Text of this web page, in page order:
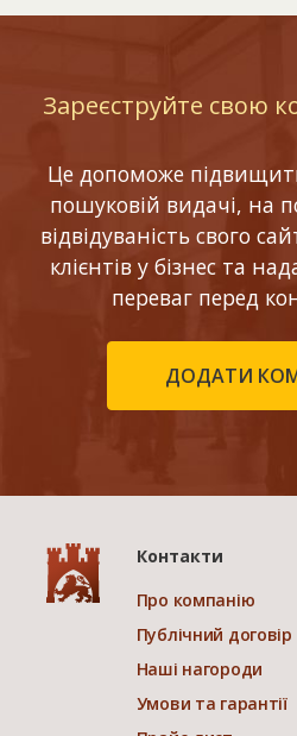
Зареєструйте свою
Це допоможе
пошуковій видачі, на
відвідуваність свого
клієнтів у бізнес та
переваг перед
ДОДАТИ
Контакти
Про компанію
Публічний договір
Наші нагороди
Умови та гарантії